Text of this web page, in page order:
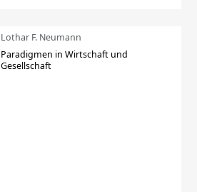
Lothar F. Neumann
Paradigmen in Wirtschaft und
Gesellschaft